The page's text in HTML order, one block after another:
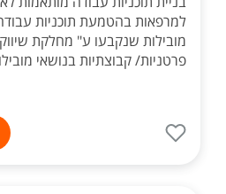
למרפאות בהטמעת תוכניות
מובילות שנקבעו ע" מחלקת
פרטניות/ קבוצתיות בנושאי